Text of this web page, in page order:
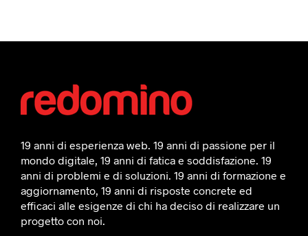
19 anni di esperienza web. 19 anni di passione per il
mondo digitale, 19 anni di fatica e soddisfazione. 19
anni di problemi e di soluzioni. 19 anni di formazione e
aggiornamento, 19 anni di risposte concrete ed
efficaci alle esigenze di chi ha deciso di realizzare un
progetto con noi.